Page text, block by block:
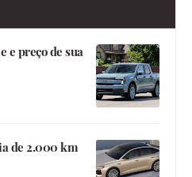
e preço de sua
de 2.000 km